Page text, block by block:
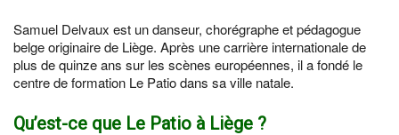
Samuel Delvaux est un danseur, chorégraphe et pédagogue
belge originaire de Liège. Après une carrière internationale de
plus de quinze ans sur les scènes européennes, il a fondé le
centre de formation Le Patio dans sa ville natale.
Qu’est-ce que Le Patio à Liège ?